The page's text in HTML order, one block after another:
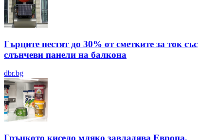
Гърците пестят до 30% от сметките за ток със
слънчеви панели на балкона
dbr.bg
Гръцкото кисело мляко завладява Европа,